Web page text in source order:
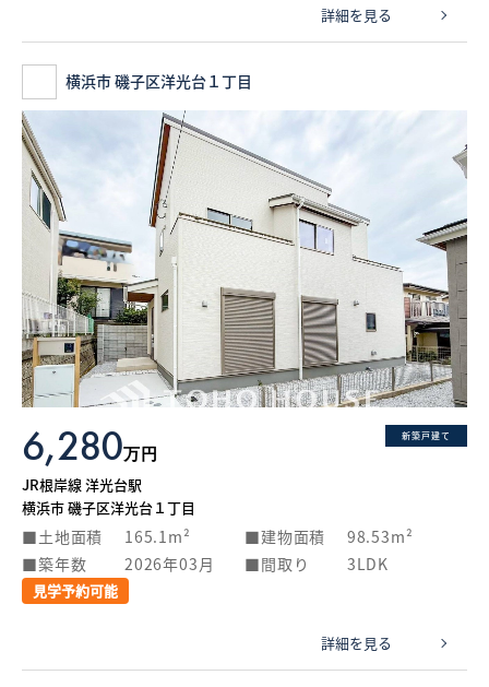
詳細を見る
横浜市 磯子区洋光台１丁目
新築戸建て
6,280万円
JR根岸線 洋光台駅
横浜市 磯子区洋光台１丁目
土地面積 165.1m² 建物面積
98.53m²
築年数
2026年03月 間取り 3LDK
見学予約可能
詳細を見る